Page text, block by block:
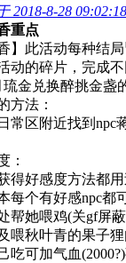
2018-8-28 09:02:18
重点
此活动每种结局
的碎片，完成不
兑换醉挑金盏的
法：
区附近找到npc蒋
好感度方法都用
每个有好感npc都
她喂鸡(关gf屏蔽
喂秋叶青的果子狸
可加气血(2000?)